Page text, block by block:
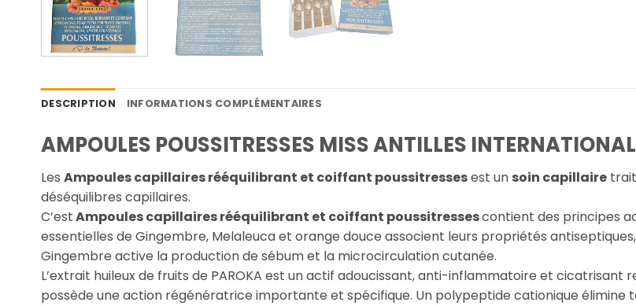
DESCRIPTION INFORMATIONS COMPLÉMENTAIRES
AMPOULES POUSSITRESSES MISS ANTILLES INTERNATIONAL
Les Ampoules capillaires rééquilibrant et coiffant poussitressesest un soin capillaire
déséquilibres capillaires.
C’estAmpoules capillaires rééquilibrant et coiffant poussitressescontient des principes
essentielles de Gingembre, Melaleuca et orange douce associent leurs propriétés
Gingembre active la production de sébum et la microcirculation cutanée.
L’extrait huileux de fruits de PAROKA est un actif adoucissant, anti-inflammatoire et cicatrisant
possède une action régénératrice importante et spécifique. Un polypeptide cationique élimine